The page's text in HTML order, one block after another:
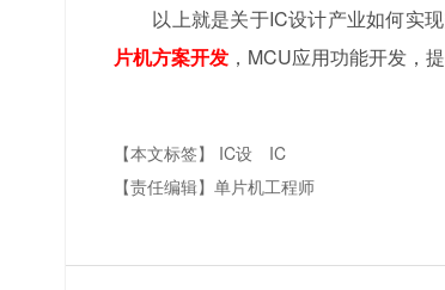
以上就是关于IC设计产业如何实现
片机方案开发 ，MCU应用功能开发，
【本文标签】 IC设
IC
【责任编辑】单片机工程师